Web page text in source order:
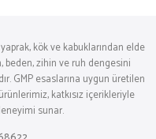
kök ve kabuklarından elde
zihin ve ruh dengesini
GMP esaslarına uygun üretilen
katkısız içerikleriyle
sunar.